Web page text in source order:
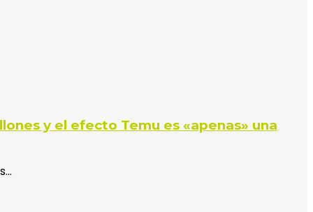
y el efecto Temu es «apenas» una